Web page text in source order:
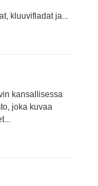
kluuvifladat ja...
kansallisessa
joka kuvaa